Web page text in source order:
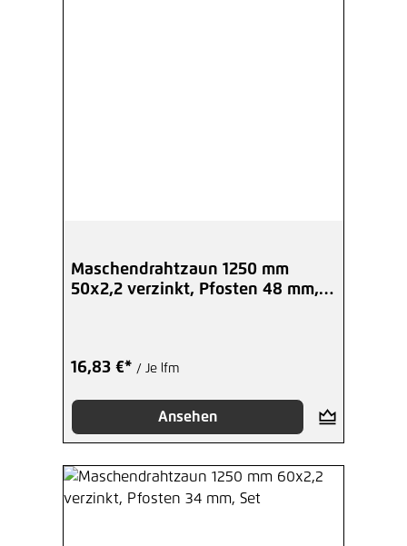
Maschendrahtzaun 1250 mm
50x2,2 verzinkt, Pfosten 48 mm,
16,83 €* / Je lfm
Ansehen